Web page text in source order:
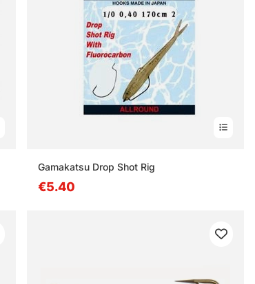
Gamakatsu Drop Shot Rig
€5.40